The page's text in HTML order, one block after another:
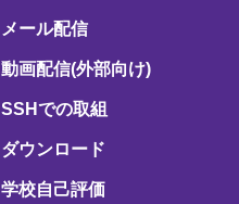
メール配信
動画配信(外部向け)
SSHでの取組
ダウンロード
学校自己評価